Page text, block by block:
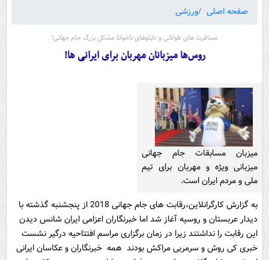
صفحه اصلی
ورزشی
مسافرت های طولانی و تابلوهای ناخوانا مشکل بزرگ جام جهانی!
روس‌ها میزبانان مهربان برای ایرانی ها!
میزبان مسابقات جام جهانی
میزبانی ویژه و مهربان برای تیم
ملی و مردم ایران است.
به گزارش کارگرانلاین،رقابت های جام جهانی 2018 از پنجشنبه گذشته با
دیدار عربستان و روسیه آغاز شد اما خبرنگاران اعزامی ایران شانس دیدن
این رقابت را نداشتند زیرا در زمان برگزاری مراسم افتتاحیه درگیر نشست
خبری کی روش و سرمربی مراکش بودند همه خبرنگاران و عکاسان ایرانی